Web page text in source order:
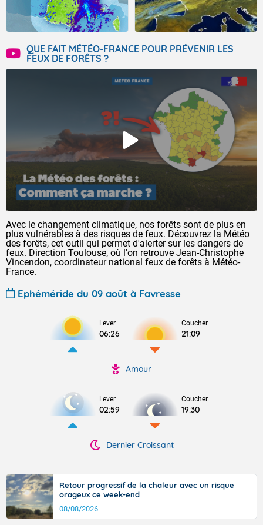
QUE FAIT MÉTÉO-FRANCE POUR PRÉVENIR LES
FEUX DE FORÊTS ?
Avec le changement climatique, nos forêts sont de plus en
plus vulnérables à des risques de feux. Découvrez la Météo
des forêts, cet outil qui permet d'alerter sur les dangers de
feux. Direction Toulouse, où l'on retrouve Jean-Christophe
Vincendon, coordinateur national feux de forêts à Météo-
France.
Ephéméride du 09 août à Favresse
Lever
06:26
Coucher
21:09
Amour
Lever
02:59
Coucher
19:30
Dernier Croissant
Retour progressif de la chaleur avec un risque
orageux ce week-end
08/08/2026